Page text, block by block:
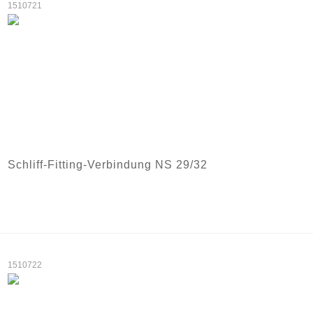
1510721
Schliff-Fitting-Verbindung NS 29/32
1510722